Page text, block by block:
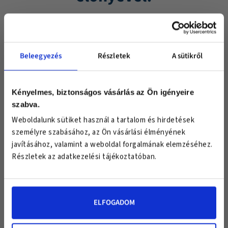
Beleegyezés Részletek A sütikről
Kényelmes, biztonságos vásárlás az Ön igényeire
szabva.
Weboldalunk sütiket használ a tartalom és hirdetések
személyre szabásához, az Ön vásárlási élményének
javításához, valamint a weboldal forgalmának elemzéséhez.
Részletek az adatkezelési tájékoztatóban.
ELFOGADOM
Iratkozz fel hírlevelünkre hasznos
kedvezményért!
FELIRATKOZOM
Van számodra egy különleges meglepetésünk!
és válassz egy ajándékot!
Email
EZT VÁLASZTOM
*Az "Ezt választom" gombra kattintva elfogadod az USA medicaladatkezelési